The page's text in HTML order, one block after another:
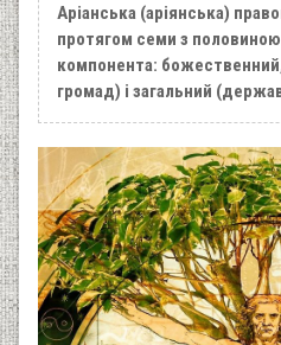
Аріанська (аріянська)
протягом семи з половиною
компонента:
громад) і загальний